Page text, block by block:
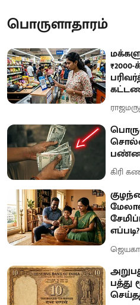
பொருளாதாரம்
கிரி
எப்படி?